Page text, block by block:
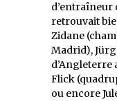
d’entraîneur
retrouvait
Zidane
Madrid),
d’Angleterre
Flick
ou encore